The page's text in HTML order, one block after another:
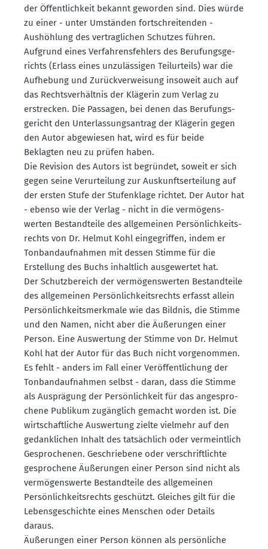
der Öffent­lichkeit bekannt geworden sind. Dies würde
zu einer - unter Umständen fortschrei­tenden -
Aushöhlung des vertrag­lichen Schutzes führen.
Aufgrund eines Verfah­rens­fehlers des Berufungs­ge­
richts (Erlass eines unzuläs­sigen Teilur­teils) war die
Aufhebung und Zurück­ver­weisung insoweit auch auf
das Rechts­ver­hältnis der Klägerin zum Verlag zu
erstrecken. Die Passagen, bei denen das Berufungs­
ge­richt den Unter­las­sungs­antrag der Klägerin gegen
den Autor abgewiesen hat, wird es für beide
Beklagten neu zu prüfen haben.
Die Revision des Autors ist begründet, soweit er sich
gegen seine Verur­teilung zur Auskunfts­er­teilung auf
der ersten Stufe der Stufen­klage richtet. Der Autor hat
- ebenso wie der Verlag - nicht in die vermö­gens­
werten Bestand­teile des allge­meinen Persön­lich­keits­
rechts von Dr. Helmut Kohl einge­griffen, indem er
Tonband­auf­nahmen mit dessen Stimme für die
Erstellung des Buchs inhaltlich ausge­wertet hat.
Der Schutz­be­reich der vermö­gens­werten Bestand­teile
des allge­meinen Persön­lich­keits­rechts erfasst allein
Persön­lich­keits­merkmale wie das Bildnis, die Stimme
und den Namen, nicht aber die Äußerungen einer
Person. Eine Auswertung der Stimme von Dr. Helmut
Kohl hat der Autor für das Buch nicht vorge­nommen.
Es fehlt - anders im Fall einer Veröf­fent­li­chung der
Tonband­auf­nahmen selbst - daran, dass die Stimme
als Ausprägung der Persön­lichkeit für das angespro­
chene Publikum zugänglich gemacht worden ist. Die
wirtschaft­liche Auswertung zielte vielmehr auf den
gedank­lichen Inhalt des tatsächlich oder vermeintlich
Gespro­chenen. Geschriebene oder verschrift­lichte
gespro­chene Äußerungen einer Person sind nicht als
vermö­gens­werte Bestand­teile des allge­meinen
Persön­lich­keits­rechts geschützt. Gleiches gilt für die
Lebens­ge­schichte eines Menschen oder Details
daraus.
Äußerungen einer Person können als persön­liche